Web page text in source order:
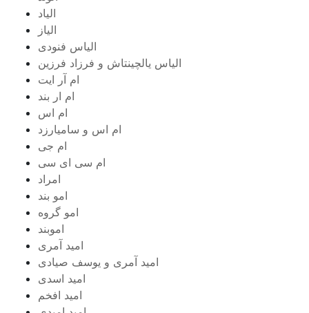
الیاد
الیاز
الیاس فنودی
الیاس یالچینتاش و فرزاد فرزین
ام آر ایت
ام‌ ار بند
ام اس
ام اس و سامیارزد
ام جی
ام سی ای سی
امراد
امو بند
امو گروه
اموبند
امید آمری
امید آمری و یوسف صیادی
امید اسدی
امید افخم